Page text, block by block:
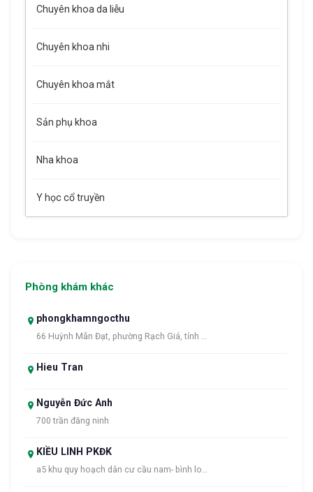
Chuyên khoa da liễu
Chuyên khoa nhi
Chuyên khoa mắt
Sản phụ khoa
Nha khoa
Y học cổ truyền
Phòng khám khác
phongkhamngocthu
66 Huỳnh Mẫn Đạt, phường Rạch Giá, tỉnh …
Hieu Tran
Nguyễn Đức Anh
700 trần đăng ninh
KIỀU LINH PKĐK
a5 khu quy hoạch dân cư cầu nam- bình lo…